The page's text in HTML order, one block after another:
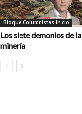
Bloque Columnistas Inicio
Los siete demonios de la
minería